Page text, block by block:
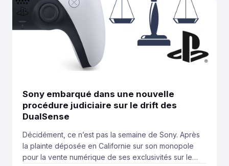
Sony embarqué dans une nouvelle
procédure judiciaire sur le drift des
DualSense
Décidément, ce n’est pas la semaine de Sony. Après
la plainte déposée en Californie sur son monopole
pour la vente numérique de ses exclusivités sur le